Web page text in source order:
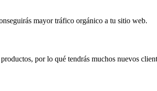
mayor tráfico orgánico a tu sitio web.
por lo qué tendrás muchos nuevos